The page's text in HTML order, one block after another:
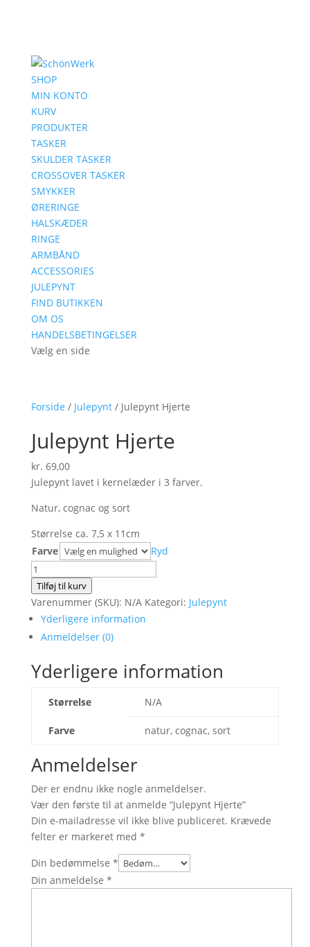
SHOP
MIN KONTO
KURV
PRODUKTER
TASKER
SKULDER TASKER
CROSSOVER TASKER
SMYKKER
ØRERINGE
HALSKÆDER
RINGE
ARMBÅND
ACCESSORIES
JULEPYNT
FIND BUTIKKEN
OM OS
HANDELSBETINGELSER
Vælg en side
Forside / Julepynt/ Julepynt Hjerte
Julepynt Hjerte
kr. 69,00
Julepynt lavet i kernelæder i 3 farver.
Natur, cognac og sort
Størrelse ca. 7,5 x 11cm
Farve
Ryd
Julepynt
Hjerte
antal
Tilføj til kurv
Varenummer (SKU): N/A Kategori: Julepynt
Yderligere information
Anmeldelser (0)
Yderligere information
Størrelse N/A
Farve natur, cognac, sort
Anmeldelser
Der er endnu ikke nogle anmeldelser.
Vær den første til at anmelde “Julepynt Hjerte”
Din e-mailadresse vil ikke blive publiceret. Krævede
felter er markeret med *
Din bedømmelse *
Din anmeldelse *